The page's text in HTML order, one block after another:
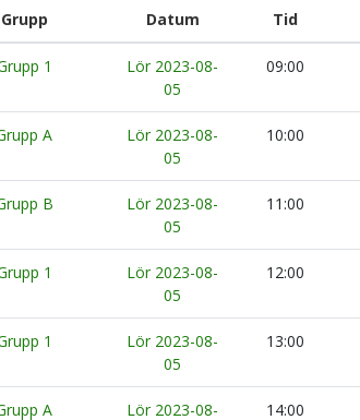
Grupp Datum Tid
1
Lör 2023-08-
05
09:00
A
Lör 2023-08-
05
10:00
B
Lör 2023-08-
05
11:00
1
Lör 2023-08-
05
12:00
1
Lör 2023-08-
05
13:00
A Lör 2023-08- 14:00